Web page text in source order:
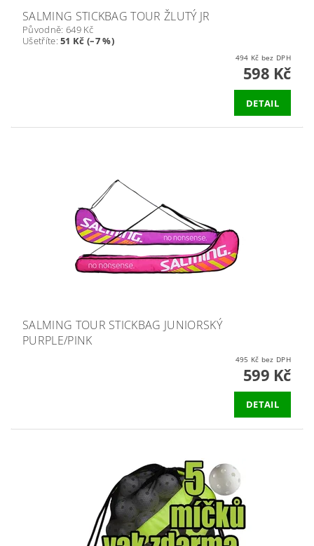
SALMING STICKBAG TOUR ŽLUTÝ JR
Původně: 649 Kč
Ušetříte:51 Kč (–7 %)
494 Kč bez DPH
598 Kč
DETAIL
SALMING TOUR STICKBAG JUNIORSKÝ
PURPLE/PINK
495 Kč bez DPH
599 Kč
DETAIL